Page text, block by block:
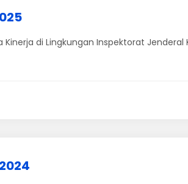
di Lingkungan Inspektorat